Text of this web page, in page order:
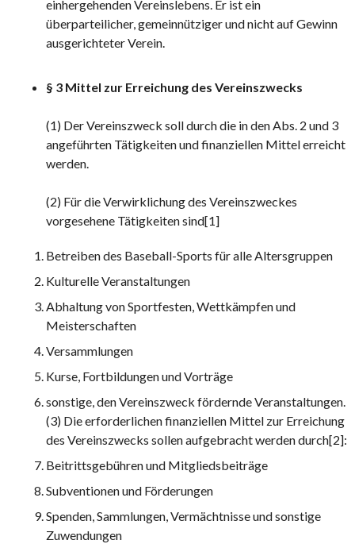
einhergehenden Vereinslebens. Er ist ein
überparteilicher, gemeinnütziger und nicht auf Gewinn
ausgerichteter Verein.
§ 3 Mittel zur Erreichung des Vereinszwecks
(1) Der Vereinszweck soll durch die in den Abs. 2 und 3
angeführten Tätigkeiten und finanziellen Mittel erreicht
werden.
(2) Für die Verwirklichung des Vereinszweckes
vorgesehene Tätigkeiten sind[1]
Betreiben des Baseball-Sports für alle Altersgruppen
Kulturelle Veranstaltungen
Abhaltung von Sportfesten, Wettkämpfen und
Meisterschaften
Versammlungen
Kurse, Fortbildungen und Vorträge
sonstige, den Vereinszweck fördernde Veranstaltungen.
(3) Die erforderlichen finanziellen Mittel zur Erreichung
des Vereinszwecks sollen aufgebracht werden durch[2]:
Beitrittsgebühren und Mitgliedsbeiträge
Subventionen und Förderungen
Spenden, Sammlungen, Vermächtnisse und sonstige
Zuwendungen